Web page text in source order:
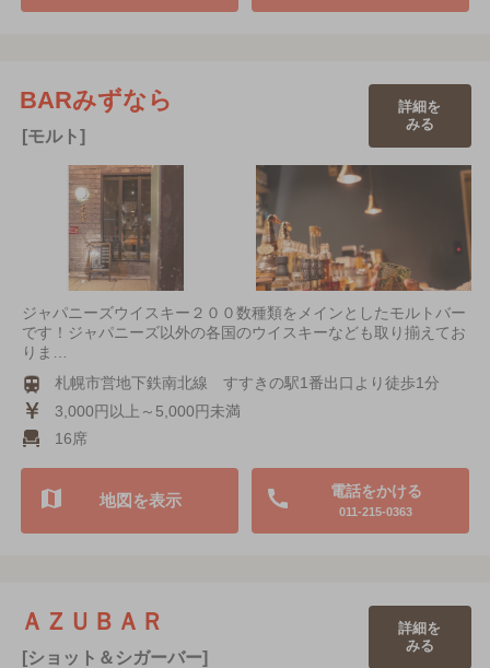
BARみずなら
[モルト]
詳細を
みる
ジャパニーズウイスキー２００数種類をメインとしたモルトバー
です！ジャパニーズ以外の各国のウイスキーなども取り揃えてお
りま…
札幌市営地下鉄南北線 すすきの駅1番出口より徒歩1分
3,000円以上～5,000円未満
16席
電話をかける
011-215-0363
地図を表示
ＡＺＵＢＡＲ
[ショット＆シガーバー]
詳細を
みる